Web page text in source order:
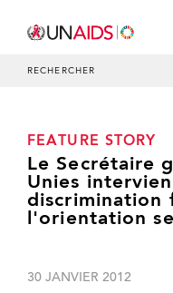
RECHERCHER
FEATURE STORY
Le Secrétaire
Unies
discrimination
l'orientation
30 JANVIER 2012